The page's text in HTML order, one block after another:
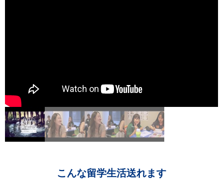
こんな留学生活送れます